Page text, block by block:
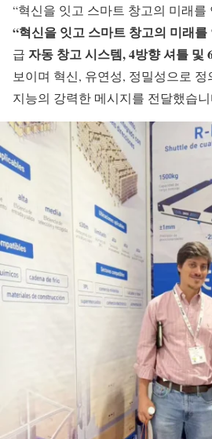
“혁신을 잇고 스마트 창고의 미래를
“혁신을 잇고 스마트 창고의 미래를
급 자동 창고 시스템, 4방향 셔틀 및
보이며 혁신, 유연성, 정밀성으로 정
지능의 강력한 메시지를 전달했습